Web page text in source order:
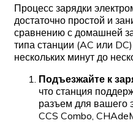
Процесс зарядки
достаточно простой и
сравнению с домашней
типа станции (AC или
нескольких минут до
Подъезжайте к
что станция
разъем для вашего
CCS Combo,